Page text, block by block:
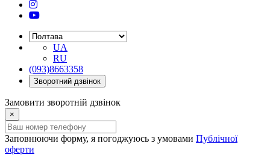
UA
RU
(093)8663358
Зворотний дзвінок
Замовити зворотній дзвінок
×
Заповнюючи форму, я погоджуюсь з умовами Публічної
оферти